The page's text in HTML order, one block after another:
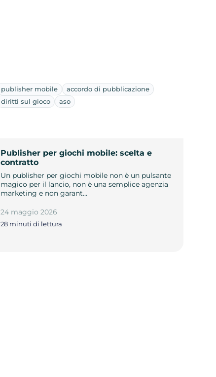
publisher mobile
accordo di pubblicazione
diritti sul gioco
aso
Publisher per giochi mobile: scelta e
contratto
Un publisher per giochi mobile non è un pulsante
magico per il lancio, non è una semplice agenzia
marketing e non garant…
24 maggio 2026
28 minuti di lettura